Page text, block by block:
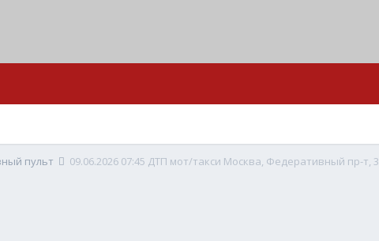
пульт 09.06.2026 07:45 ДТП мот/такси Москва, Федеративный пр-т, 3